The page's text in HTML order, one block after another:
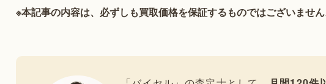
※本記事の内容は、必ずしも買取価格を保証するものではございません